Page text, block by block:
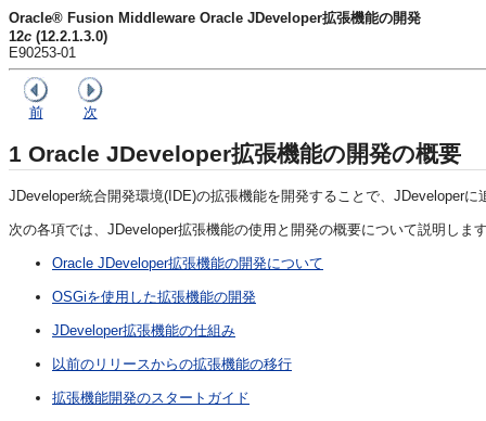
Oracle® Fusion Middleware Oracle JDeveloper拡張機能の開発
12c (12.2.1.3.0)
E90253-01
前 次
1 Oracle JDeveloper拡張機能の開発の概要
JDeveloper統合開発環境(IDE)の拡張機能を開発することで、 JDeveloperに
次の各項では、 JDeveloper拡張機能の使用と開発の概要について説明しま
Oracle JDeveloper拡張機能の開発について
OSGiを使用した拡張機能の開発
JDeveloper拡張機能の仕組み
以前のリリースからの拡張機能の移行
拡張機能開発のスタートガイド